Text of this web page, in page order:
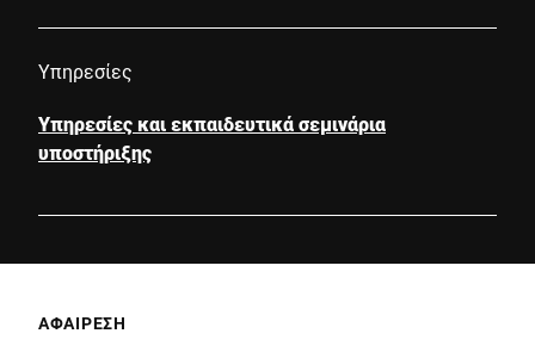
Υπηρεσίες
Υπηρεσίες και εκπαιδευτικά σεμινάρια
υποστήριξης
ΑΦΑΙΡΕΣΗ